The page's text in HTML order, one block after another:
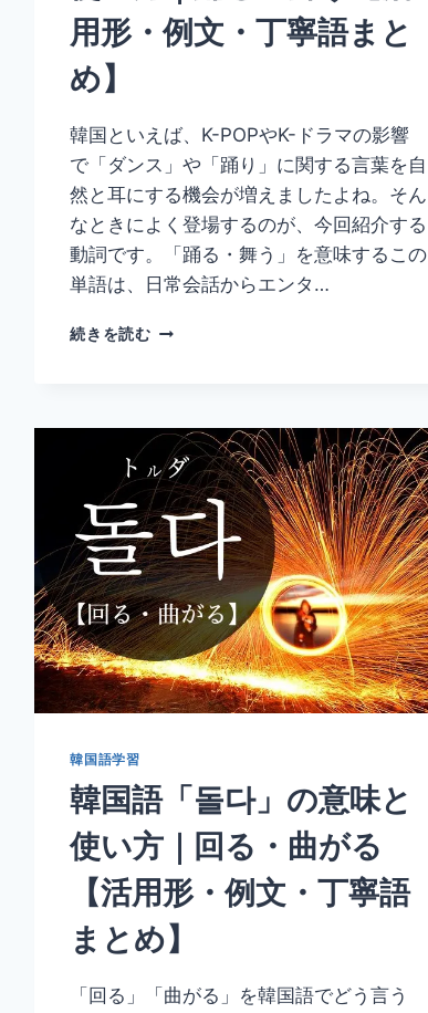
用形・例文・丁寧語まと
め】
韓国といえば、K-POPやK-ドラマの影響
で「ダンス」や「踊り」に関する言葉を自
然と耳にする機会が増えましたよね。そん
なときによく登場するのが、今回紹介する
動詞です。「踊る・舞う」を意味するこの
単語は、日常会話からエンタ…
続きを読む韓
の
意
味
と
使
い
方
｜
踊
る・
舞
う
例
文・
丁
寧
語
ま
と
め】
韓国語学習
韓国語「돌다」の意味と
使い方｜回る・曲がる
【活用形・例文・丁寧語
まとめ】
「回る」「曲がる」を韓国語でどう言う